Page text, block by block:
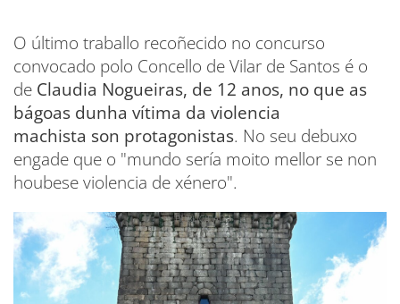
O último traballo recoñecido no concurso
convocado polo Concello de Vilar de Santos é o
de Claudia Nogueiras, de 12 anos, no que as
bágoas dunha vítima da violencia
machista son protagonistas. No seu debuxo
engade que o "mundo sería moito mellor se non
houbese violencia de xénero".